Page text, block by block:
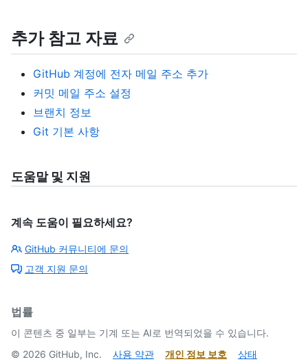
추가 참고 자료
GitHub 계정에 전자 메일 주소 추가
커밋 메일 주소 설정
브랜치 정보
Git 기본 사항
도움말 및 지원
계속 도움이 필요하세요?
GitHub 커뮤니티에 문의
고객 지원 문의
법률
이 콘텐츠 중 일부는 기계 또는 AI로 번역되었을 수 있습니다.
© 2026 GitHub, Inc. 사용 약관 개인 정보 보호
상태